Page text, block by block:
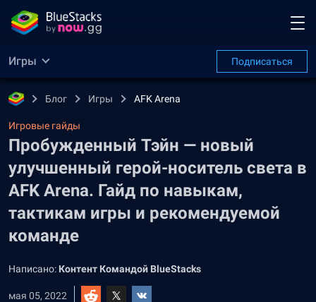
Игры Подписаться
Блог Игры AFK Arena
Игровые гайды
Пробужденный Тэйн — новый
улучшенный герой-носитель света в
AFK Arena. Гайд по навыкам,
тактикам игры и рекомендуемой
команде
Написано: Контент Командой BlueStacks
мая 05, 2022